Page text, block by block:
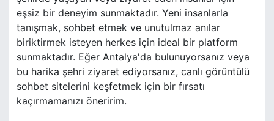
eşsiz bir deneyim sunmaktadır. Yeni insanlarla
tanışmak, sohbet etmek ve unutulmaz anılar
biriktirmek isteyen herkes için ideal bir platform
sunmaktadır. Eğer Antalya'da bulunuyorsanız veya
bu harika şehri ziyaret ediyorsanız, canlı görüntülü
sohbet sitelerini keşfetmek için bir fırsatı
kaçırmamanızı öneririm.